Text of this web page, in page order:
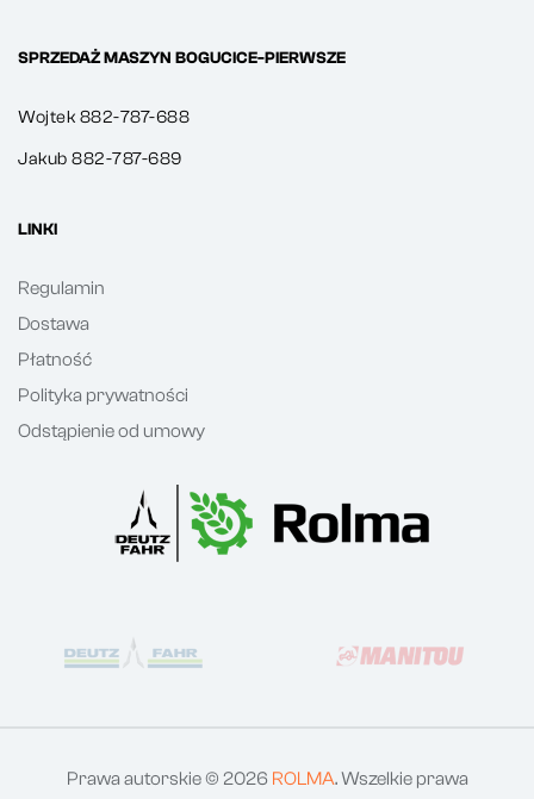
SPRZEDAŻ MASZYN BOGUCICE-PIERWSZE
Wojtek 882-787-688
Jakub 882-787-689
LINKI
Regulamin
Dostawa
Płatność
Polityka prywatności
Odstąpienie od umowy
Prawa autorskie © 2026 ROLMA. Wszelkie prawa